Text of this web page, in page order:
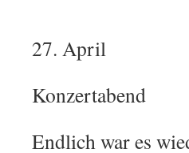
27. April
Konzertabend
Endlich war es